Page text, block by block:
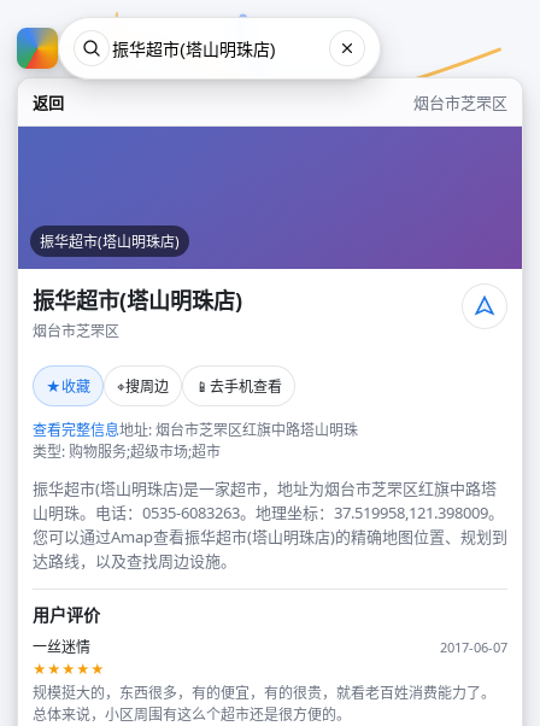
返回 烟台市芝罘区
振华超市(塔山明珠店)
振华超市(塔山明珠店)
烟台市芝罘区
★收藏 ⌖搜周边 📱 去手机查看
查看完整信息地址: 烟台市芝罘区红旗中路塔山明珠
类型: 购物服务;超级市场;超市
振华超市(塔山明珠店)是一家超市，地址为烟台市芝罘区红旗中路塔
山明珠。电话：0535-6083263。地理坐标：37.519958,121.398009。
您可以通过Amap查看振华超市(塔山明珠店)的精确地图位置、规划到
达路线，以及查找周边设施。
用户评价
一丝迷情
2017-06-07
★★★★★
规模挺大的，东西很多，有的便宜，有的很贵，就看老百姓消费能力了。
总体来说，小区周围有这么个超市还是很方便的。